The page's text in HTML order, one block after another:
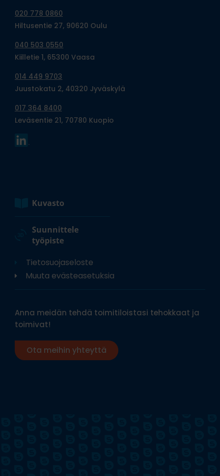
020 778 0860
Hiltusentie 27, 90620 Oulu
040 503 0550
Kiilletie 1, 65300 Vaasa
014 449 9703
Juustokatu 2, 40320 Jyväskylä
017 364 8400
Leväsentie 21, 70780 Kuopio
Kuvasto
Suunnittele
työpiste
Tietosuojaseloste
Muuta evästeasetuksia
Anna meidän tehdä toimitiloistasi tehokkaat ja
toimivat!
Ota meihin yhteyttä